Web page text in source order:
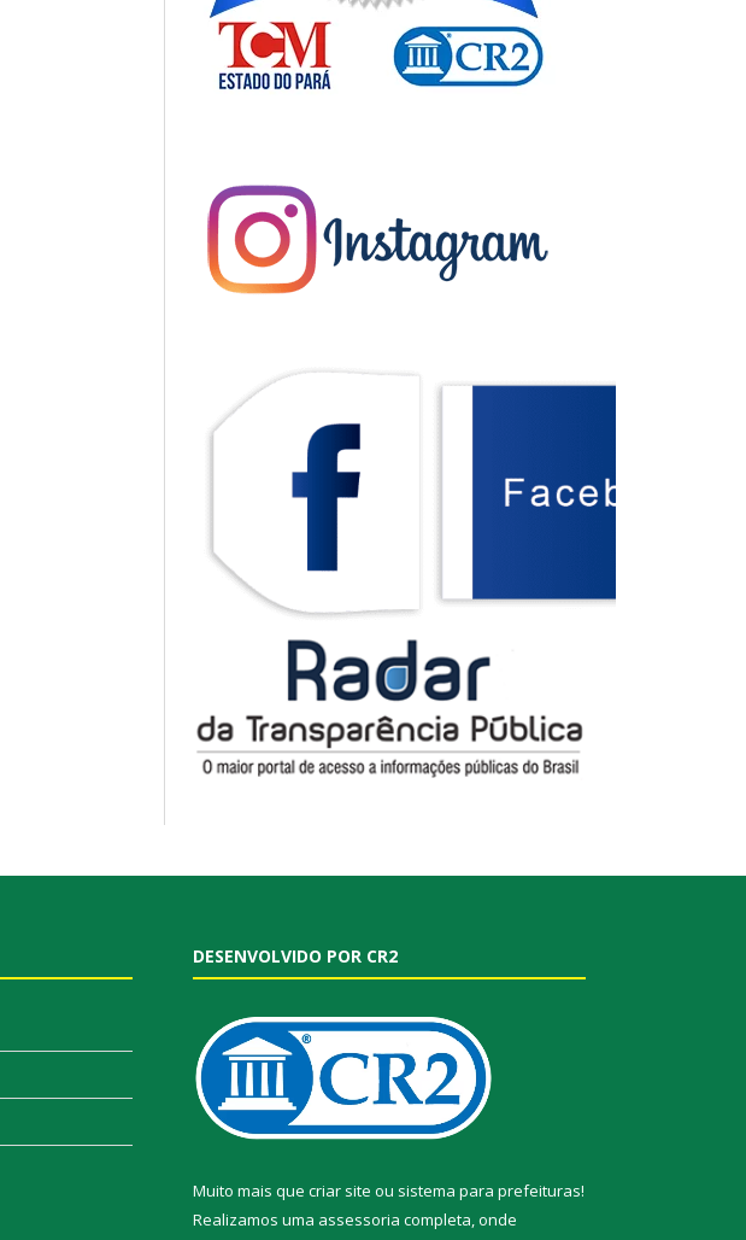
DESENVOLVIDO POR CR2
Muito mais que criar site ou sistema para prefeituras!
Realizamos uma assessoria completa, onde